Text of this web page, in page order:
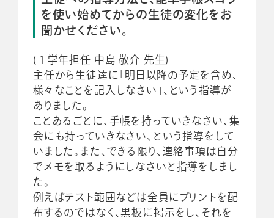
を使い始めてからの生徒の変化をお
聞かせください。
(１学年担任 中島 敬介 先生)
主任から生徒達に「明日以降の予定を含め、
様々なことを記入しなさい」、という指導が
ありました。
ことあるごとに、手帳を持っていきなさい、集
会にも持っていきなさい、という指導をして
いました。また、できる限り、連絡事項は自分
でメモを取るようにしなさいと指導をしまし
た。
例えばテスト範囲などは全員にプリントを配
布するのではなく、黒板に掲示をし、それを